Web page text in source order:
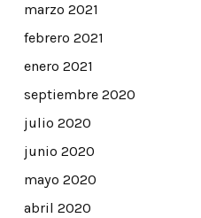
marzo 2021
febrero 2021
enero 2021
septiembre 2020
julio 2020
junio 2020
mayo 2020
abril 2020